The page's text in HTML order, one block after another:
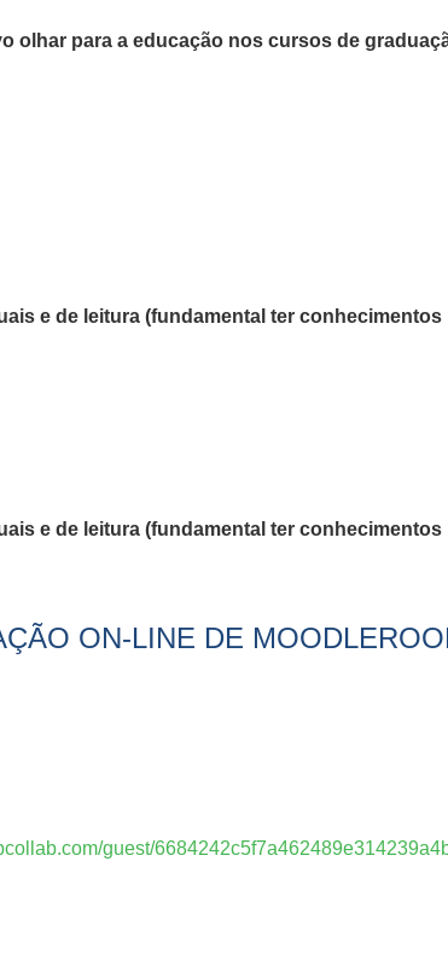
olhar para a educação nos cursos de
e de leitura (fundamental ter
e de leitura (fundamental ter
ON-LINE DE
guest/